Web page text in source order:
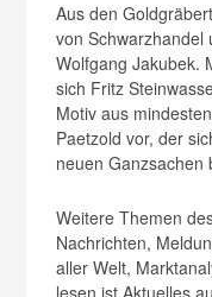
Aus den
von Schwarzhandel
Wolfgang Jakubek.
sich Fritz
Motiv aus
Paetzold vor, der
neuen Ganzsachen
Weitere Themen
Nachrichten,
aller Welt,